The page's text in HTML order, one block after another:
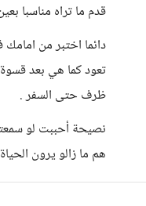
قدم ما تراه مناسبا
دائما اختبر من
تعود كما هي بعد
ظرف حتى السفر .
نصيحة أحببت لو
هم ما زالو يرون